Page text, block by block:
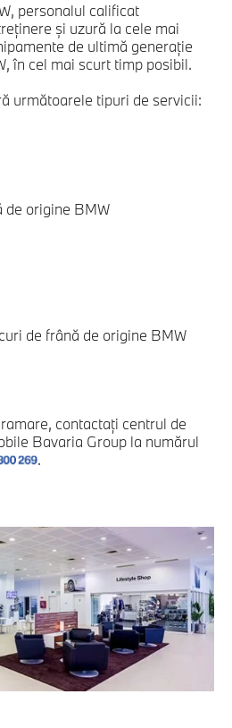
personalul calificat
și uzură la cele mai
de ultimă generaţie
în cel mai scurt timp posibil.
următoarele tipuri de servicii:
de origine BMW
de frână de origine BMW
contactați centrul de
Bavaria Group la numărul
.